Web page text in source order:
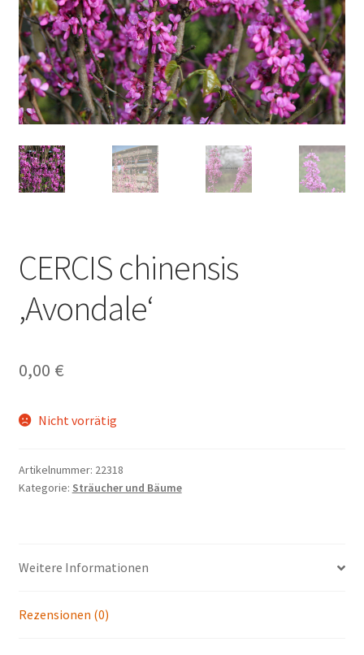
CERCIS chinensis
‚Avondale‘
0,00 €
Nicht vorrätig
Artikelnummer: 22318
Kategorie: Sträucher und Bäume
Weitere Informationen
Rezensionen (0)